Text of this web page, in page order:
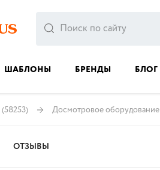
ШАБЛОНЫ БРЕНДЫ БЛОГ
(58253) Досмотровое оборудование
ОТЗЫВЫ